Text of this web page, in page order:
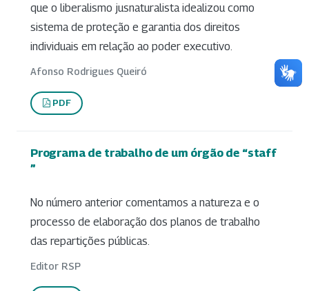
que o liberalismo jusnaturalista idealizou como
sistema de proteção e garantia dos direitos
individuais em relação ao poder executivo.
Afonso Rodrigues Queiró
PDF
Programa de trabalho de um órgão de “staff
”
No número anterior comentamos a natureza e o
processo de elaboração dos planos de trabalho
das repartições públicas.
Editor RSP